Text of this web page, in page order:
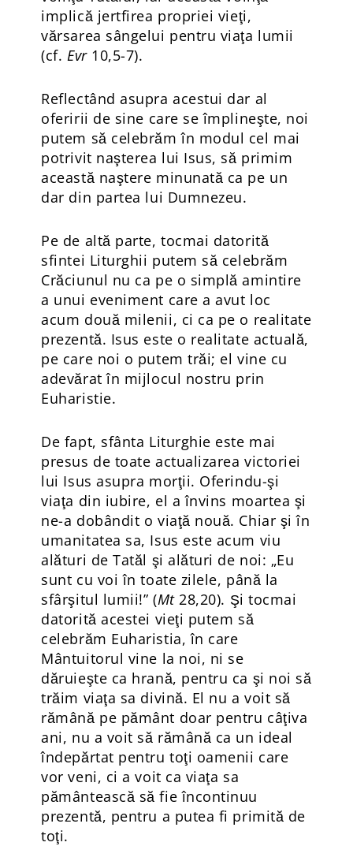
implică jertfirea propriei vieţi,
vărsarea sângelui pentru viaţa lumii
(cf. Evr10,5-7).
Reflectând asupra acestui dar al
oferirii de sine care se împlineşte, noi
putem să celebrăm în modul cel mai
potrivit naşterea lui Isus, să primim
această naştere minunată ca pe un
dar din partea lui Dumnezeu.
Pe de altă parte, tocmai datorită
sfintei Liturghii putem să celebrăm
Crăciunul nu ca pe o simplă amintire
a unui eveniment care a avut loc
acum două milenii, ci ca pe o realitate
prezentă. Isus este o realitate actuală,
pe care noi o putem trăi; el vine cu
adevărat în mijlocul nostru prin
Euharistie.
De fapt, sfânta Liturghie este mai
presus de toate actualizarea victoriei
lui Isus asupra morţii. Oferindu-şi
viaţa din iubire, el a învins moartea şi
ne-a dobândit o viaţă nouă. Chiar şi în
umanitatea sa, Isus este acum viu
alături de Tatăl şi alături de noi: „Eu
sunt cu voi în toate zilele, până la
sfârşitul lumii!” (Mt28,20). Şi tocmai
datorită acestei vieţi putem să
celebrăm Euharistia, în care
Mântuitorul vine la noi, ni se
dăruieşte ca hrană, pentru ca şi noi să
trăim viaţa sa divină. El nu a voit să
rămână pe pământ doar pentru câţiva
ani, nu a voit să rămână ca un ideal
îndepărtat pentru toţi oamenii care
vor veni, ci a voit ca viaţa sa
pământească să fie încontinuu
prezentă, pentru a putea fi primită de
toţi.